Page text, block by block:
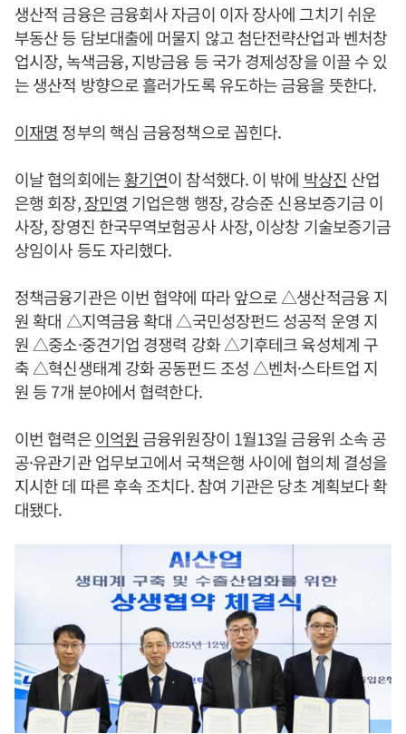
생산적 금융은 금융회사 자금이 이자 장사에 그치기 쉬운
부동산 등 담보대출에 머물지 않고 첨단전략산업과 벤처창
업시장, 녹색금융, 지방금융 등 국가 경제성장을 이끌 수 있
는 생산적 방향으로 흘러가도록 유도하는 금융을 뜻한다.
이재명 정부의 핵심 금융정책으로 꼽힌다.
이날 협의회에는황기연이 참석했다. 이 밖에 박상진 산업
은행 회장,장민영 기업은행 행장, 강승준 신용보증기금 이
사장, 장영진 한국무역보험공사 사장, 이상창 기술보증기금
상임이사 등도 자리했다.
정책금융기관은 이번 협약에 따라 앞으로 △생산적금융 지
원 확대 △지역금융 확대 △국민성장펀드 성공적 운영 지
원 △중소·중견기업 경쟁력 강화 △기후테크 육성체계 구
축 △혁신생태계 강화 공동펀드 조성 △벤처·스타트업 지
원 등 7개 분야에서 협력한다.
이번 협력은이억원 금융위원장이 1월13일 금융위 소속 공
공·유관기관 업무보고에서 국책은행 사이에 협의체 결성을
지시한 데 따른 후속 조치다. 참여 기관은 당초 계획보다 확
대됐다.